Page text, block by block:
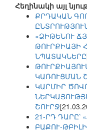
Հեղինակի այլ
ՔՐԴԱԿԱՆ
«ՁԻԹԵՆՈՒ
ԹՈՒՐՔԻԱՅԻ
ՆՊԱՏԱԿՆԵՐԸ
ԿԱՌՈՒՑՄԱՆ
ԿԱՐՄԻՐ
ՇՈՒՐՋ
21-ՐԴ ԴԱՐԸ՝
ԲԱՔՈՒ-